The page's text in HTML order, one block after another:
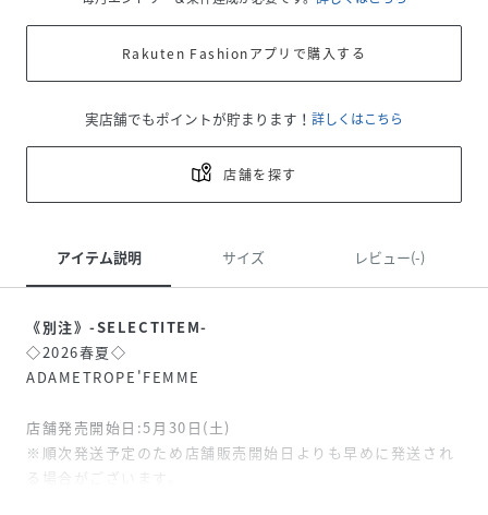
Rakuten Fashionアプリで購入する
実店舗でもポイントが貯まります！ 詳しくはこちら
店舗を探す
アイテム説明 サイズ レビュー(-)
《別注》-SELECTITEM-
◇2026春夏◇
ADAMETROPE'FEMME
店舗発売開始日:5月30日(土)
※順次発送予定のため店舗販売開始日よりも早めに発送され
る場合がございます。